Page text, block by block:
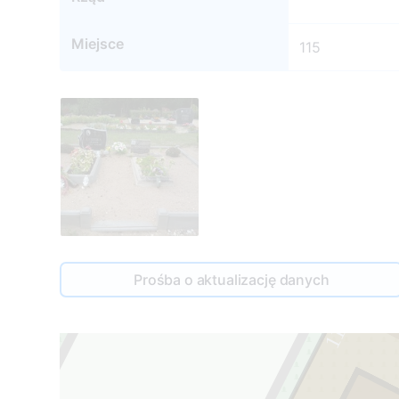
Miejsce 115
Prośba o aktualizację danych
115